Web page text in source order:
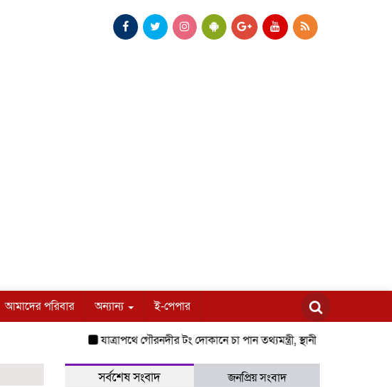
আমাদের পরিবার অন্যান্য ই-পেপার
যাত্রাপথে গৌরনদীর টং দোকানে চা পান তথ্যমন্ত্রী, স্থানীয়দের সঙ্গে কুশল বিনিময়
সর্বশেষ সংবাদ
জনপ্রিয় সংবাদ